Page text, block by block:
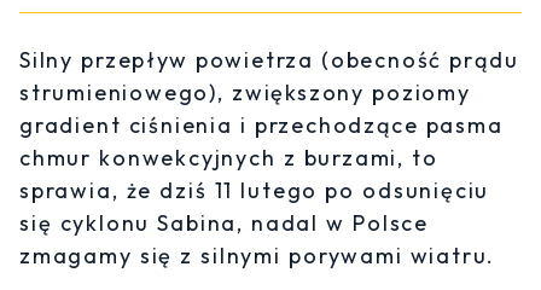
Silny przepływ powietrza (obecność prądu
strumieniowego), zwiększony poziomy
gradient ciśnienia i przechodzące pasma
chmur konwekcyjnych z burzami, to
sprawia, że dziś 11 lutego po odsunięciu
się cyklonu Sabina, nadal w Polsce
zmagamy się z silnymi porywami wiatru.